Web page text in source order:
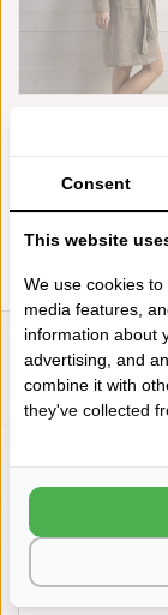
MAAT L
€89,95
Consent
This website
We use cookies
media features,
information about
advertising, and
combine it with
they've collected